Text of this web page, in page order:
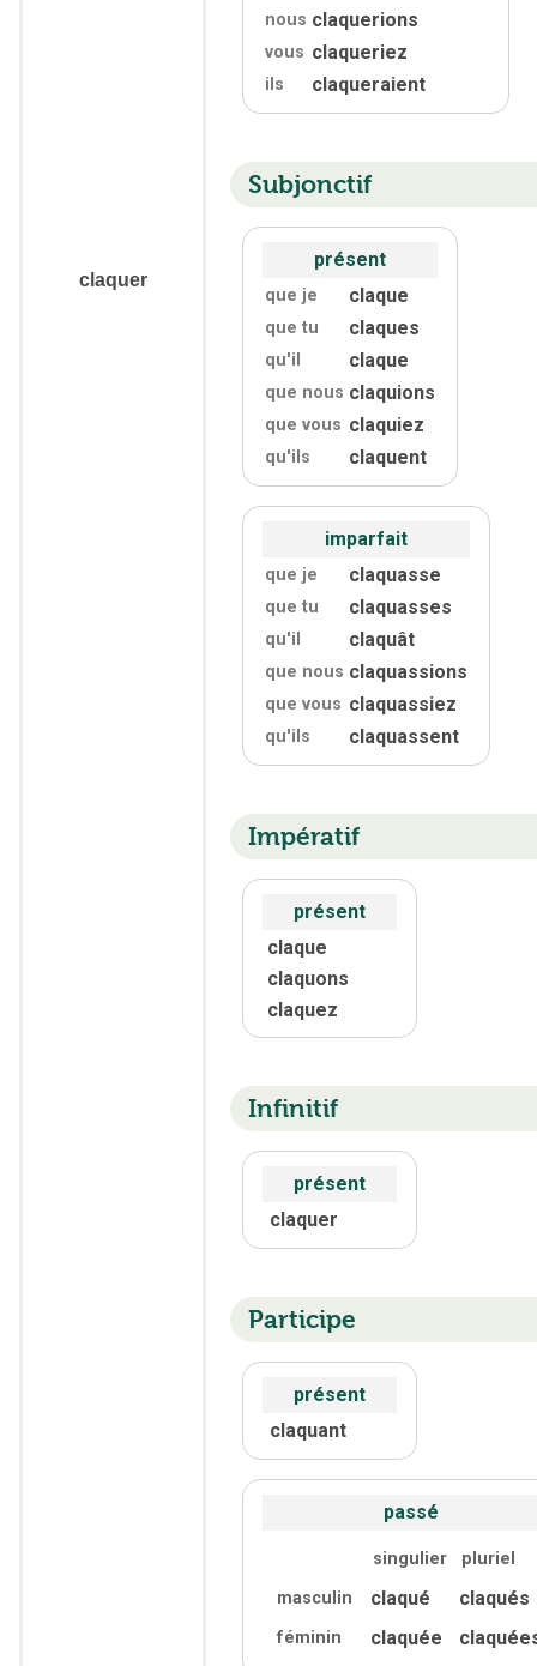
claquer
nous claquerions
vous claqueriez
ils claqueraient
Subjonctif
présent
que je claque
que tu claques
qu'il claque
que nous claquions
que vous claquiez
qu'ils claquent
imparfait
que je claquasse
que tu claquasses
qu'il claquât
que nous claquassions
que vous claquassiez
qu'ils claquassent
Impératif
présent
claque
claquons
claquez
Infinitif
présent
claquer
Participe
présent
claquant
passé
singulier
pluriel
masculin
claqué claqués
féminin claquée